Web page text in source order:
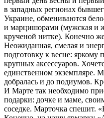
в западных регионах
Украине, обмениваются
и марцишорами (мужская и
крученой нитке). Конечно
Неожиданная, смелая и
подготовку к весне: яркому
крупных аксессуаров.
единственном экземпляре.
добралась и до подиумов.
И Марте так необходимо
подарки: дочке и маме,
соседке. Марточка спешит.